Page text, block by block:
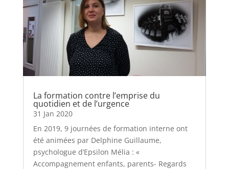
La formation contre l’emprise du
quotidien et de l’urgence
31 Jan 2020
En 2019, 9 journées de formation interne ont
été animées par Delphine Guillaume,
psychologue d’Epsilon Mélia : «
Accompagnement enfants, parents- Regards